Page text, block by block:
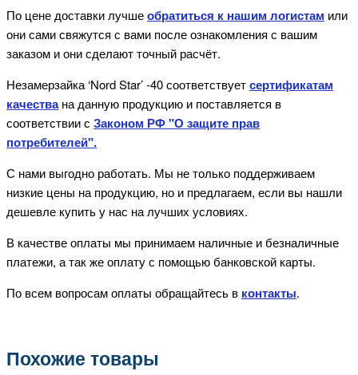
По цене доставки лучшеобратиться к нашим логистам или
они сами свяжутся с вами после ознакомления с вашим
заказом и они сделают точный расчёт.
Незамерзайка ‘Nord Star’ -40соответствуетсертификатам
качествана данную продукцию и поставляется в
соответствии с Законом РФ "О защите прав
потребителей".
С нами выгодно работать. Мы не только поддерживаем
низкие цены на продукцию, но и предлагаем, если вы нашли
дешевле купить у нас на лучших условиях.
В качестве оплаты мы принимаем наличные и безналичные
платежи, а так же оплату с помощью банковской карты.
По всем вопросам оплаты обращайтесь в контакты.
Похожие товары